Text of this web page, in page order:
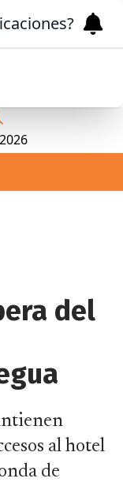
del
al hotel
de